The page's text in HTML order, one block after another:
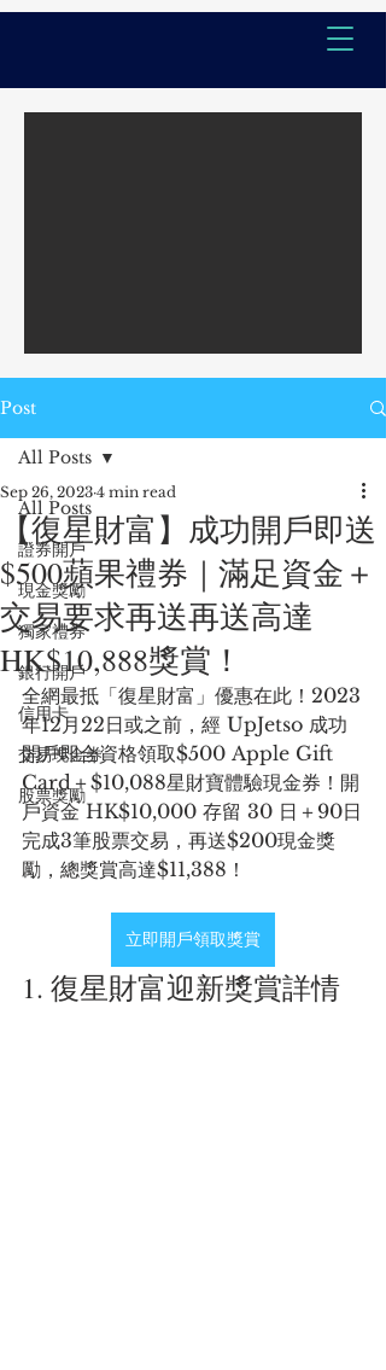
Post
All Posts
證券開戶
現金獎勵
獨家禮券
銀行開戶
信用卡
交易現金券
股票獎勵
All Posts
【復星財富】成功開戶即送
$500蘋果禮券｜滿足資金＋
交易要求再送再送高達
HK$10,888獎賞！
Sep 26, 2023 4 min read
全網最抵「復星財富」優惠在此！2023
年12月22日或之前，經 UpJetso 成功
開戶即合資格領取$500 Apple Gift
Card＋$10,088星財寶體驗現金券！開
戶資金 HK$10,000 存留 30 日＋90日
完成3筆股票交易，再送$200現金獎
勵，總獎賞高達$11,388！
立即開戶領取獎賞
1. 復星財富迎新獎賞詳情